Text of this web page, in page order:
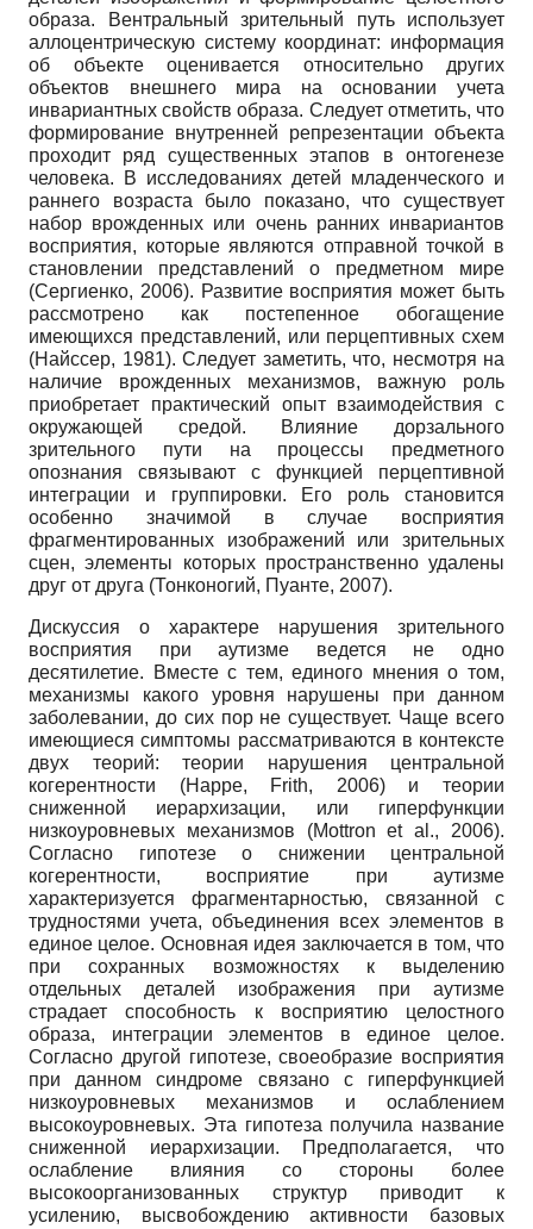
образа. Вентральный зрительный путь использует
аллоцентрическую систему координат: информация
об объекте оценивается относительно других
объектов внешнего мира на основании учета
инвариантных свойств образа. Следует отметить, что
формирование внутренней репрезентации объекта
проходит ряд существенных этапов в онтогенезе
человека. В исследованиях детей младенческого и
раннего возраста было показано, что существует
набор врожденных или очень ранних инвариантов
восприятия, которые являются отправной точкой в
становлении представлений о предметном мире
(Сергиенко, 2006). Развитие восприятия может быть
рассмотрено как постепенное обогащение
имеющихся представлений, или перцептивных схем
(Найссер, 1981). Следует заметить, что, несмотря на
наличие врожденных механизмов, важную роль
приобретает практический опыт взаимодействия с
окружающей средой. Влияние дорзального
зрительного пути на процессы предметного
опознания связывают с функцией перцептивной
интеграции и группировки. Его роль становится
особенно значимой в случае восприятия
фрагментированных изображений или зрительных
сцен, элементы которых пространственно удалены
друг от друга (Тонконогий, Пуанте, 2007).
Дискуссия о характере нарушения зрительного
восприятия при аутизме ведется не одно
десятилетие. Вместе с тем, единого мнения о том,
механизмы какого уровня нарушены при данном
заболевании, до сих пор не существует. Чаще всего
имеющиеся симптомы рассматриваются в контексте
двух теорий: теории нарушения центральной
когерентности (Happe, Frith, 2006) и теории
сниженной иерархизации, или гиперфункции
низкоуровневых механизмов (Mottron et al., 2006).
Согласно гипотезе о снижении центральной
когерентности, восприятие при аутизме
характеризуется фрагментарностью, связанной с
трудностями учета, объединения всех элементов в
единое целое. Основная идея заключается в том, что
при сохранных возможностях к выделению
отдельных деталей изображения при аутизме
страдает способность к восприятию целостного
образа, интеграции элементов в единое целое.
Согласно другой гипотезе, своеобразие восприятия
при данном синдроме связано с гиперфункцией
низкоуровневых механизмов и ослаблением
высокоуровневых. Эта гипотеза получила название
сниженной иерархизации. Предполагается, что
ослабление влияния со стороны более
высокоорганизованных структур приводит к
усилению, высвобождению активности базовых